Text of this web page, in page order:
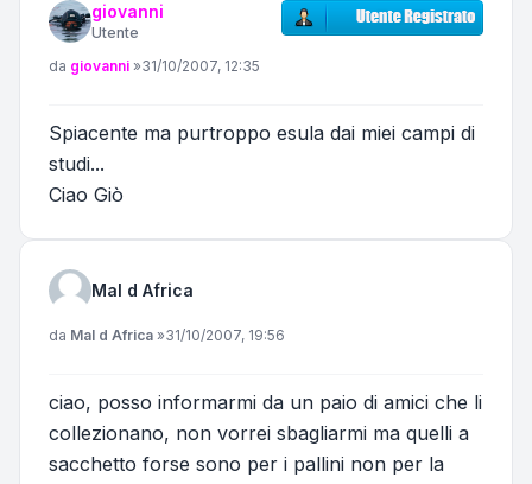
giovanni
Utente
Messaggio
da giovanni »31/10/2007, 12:35
Spiacente ma purtroppo esula dai miei campi di
studi...
Ciao Giò
Mal d Africa
Messaggio
da Mal d Africa »31/10/2007, 19:56
ciao, posso informarmi da un paio di amici che li
collezionano, non vorrei sbagliarmi ma quelli a
sacchetto forse sono per i pallini non per la